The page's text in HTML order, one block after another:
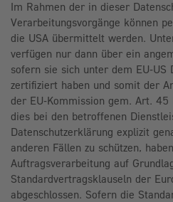
Im Rahmen der in dieser
Verarbeitungsvorgänge können
die USA übermittelt werden.
verfügen nur dann über ein
sofern sie sich unter dem EU-US
zertifiziert haben und somit der
der EU-Kommission gem. Art. 45
dies bei den betroffenen
Datenschutzerklärung explizit
anderen Fällen zu schützen,
Auftragsverarbeitung auf
Standardvertragsklauseln der
abgeschlossen. Sofern die